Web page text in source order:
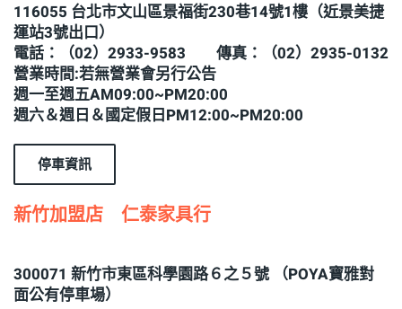
116055 台北市文山區景福街230巷14號1樓（近景美捷
運站3號出口）
電話：（02）2933-9583 傳真：（02）2935-0132
營業時間:若無營業會另行公告
週一至週五AM09:00~PM20:00
週六＆週日＆國定假日PM12:00~PM20:00
停車資訊
新竹加盟店 仁泰家具行
300071 新竹市東區科學園路６之５號 （POYA寶雅對
面公有停車場）